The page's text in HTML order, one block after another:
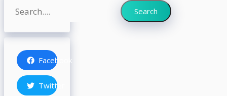
Search
Facebook
Twitter